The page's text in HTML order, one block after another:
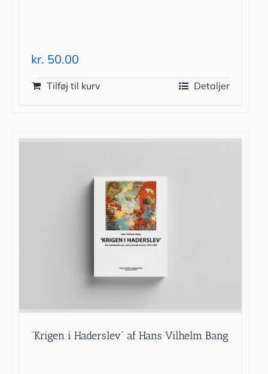
kr. 50.00
Tilføj til kurv Detaljer
“Krigen i Haderslev” af Hans Vilhelm Bang